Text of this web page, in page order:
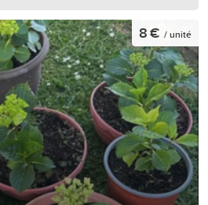
8 € / unité